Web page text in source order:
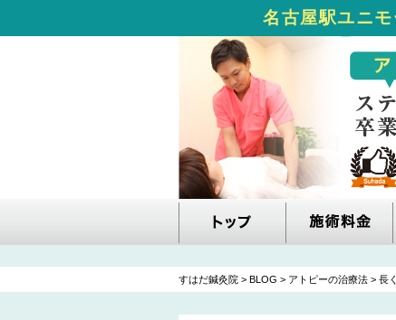
名古屋駅ユニ
すはだ鍼灸院 > BLOG > アトピーの治療法 > 長